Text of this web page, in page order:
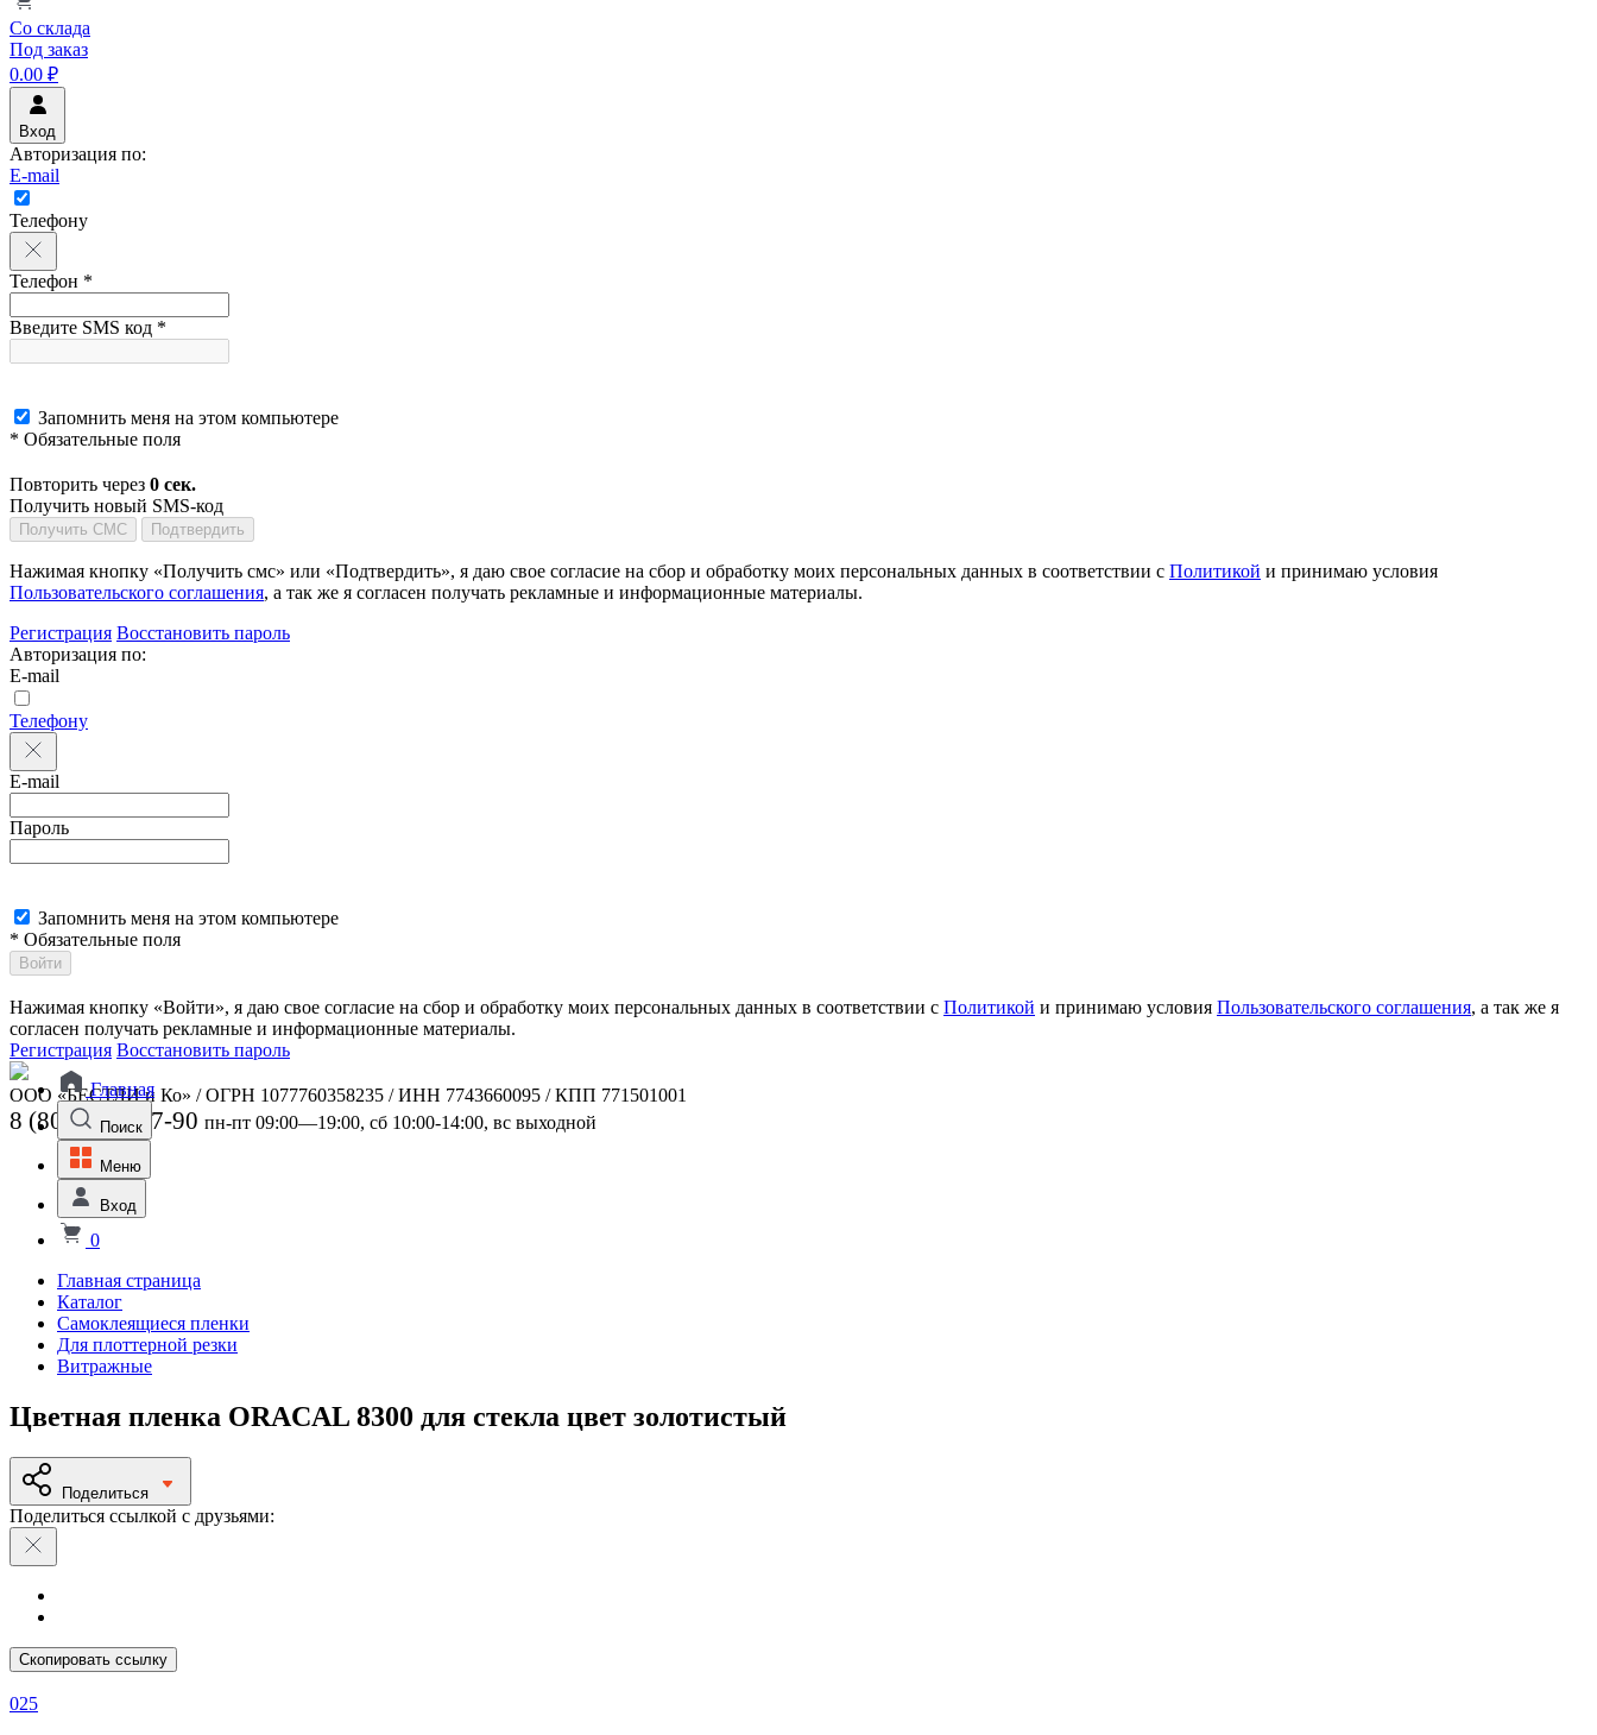
Со склада
Под заказ
0.00 ₽
Вход
Авторизация по:
E-mail
Телефону
Телефон *
Введите SMS код *
Запомнить меня на этом компьютере
* Обязательные поля
Повторить через 0 сек.
Получить новый SMS-код
Получить СМС Подтвердить
Нажимая кнопку «Получить смс» или «Подтвердить», я даю свое согласие на сбор и обработку моих персональных данных в соответствии с Политикой и принимаю условия
Пользовательского соглашения, а так же я согласен получать рекламные и информационные материалы.
Регистрация Восстановить пароль
Авторизация по:
E-mail
Телефону
E-mail
Пароль
Запомнить меня на этом компьютере
* Обязательные поля
Войти
Нажимая кнопку «Войти», я даю свое согласие на сбор и обработку моих персональных данных в соответствии с Политикой и принимаю условия Пользовательского соглашения, а так же я
согласен получать рекламные и информационные материалы.
Регистрация Восстановить пароль
ООО «БЕСТЛИ и Ко» / ОГРН 1077760358235 / ИНН 7743660095 / КПП 771501001
8 (800) 301-07-90 пн-пт 09:00—19:00, сб 10:00-14:00, вс выходной
Главная
Поиск
Меню
Вход
0
Главная страница
Каталог
Самоклеящиеся пленки
Для плоттерной резки
Витражные
Цветная пленка ORACAL 8300 для стекла цвет золотистый
Поделиться
Поделиться ссылкой с друзьями:
Скопировать ссылку
025